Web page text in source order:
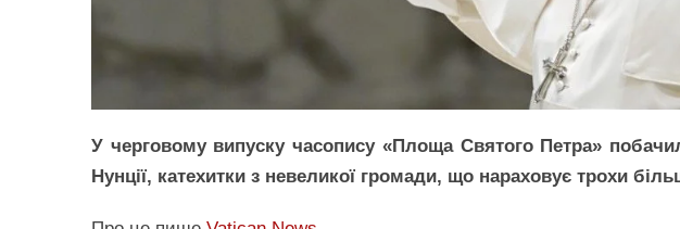
У черговому випуску часопису «Площа Святого Петра»
Нунції, катехитки з невеликої громади, що нараховує трохи